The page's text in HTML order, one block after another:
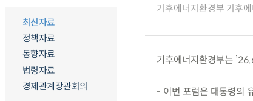
최신자료
정책자료
동향자료
법령자료
경제관계장관회의
기후에너지환경부 기후
기후에너지환경부는
- 이번 포럼은 대통령의